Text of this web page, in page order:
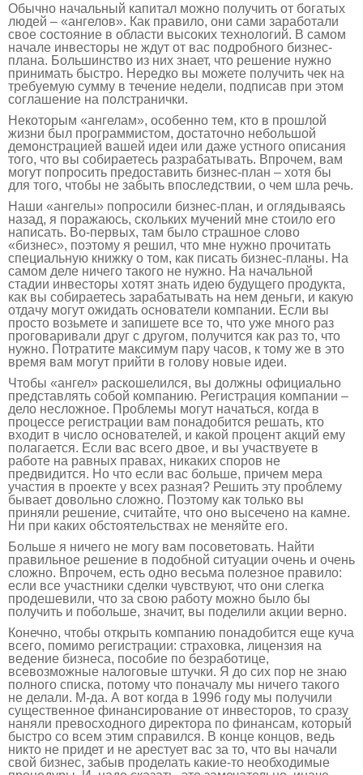
Обычно начальный капитал можно получить от богатых
людей – «ангелов». Как правило, они сами заработали
свое состояние в области высоких технологий. В самом
начале инвесторы не ждут от вас подробного бизнес-
плана. Большинство из них знает, что решение нужно
принимать быстро. Нередко вы можете получить чек на
требуемую сумму в течение недели, подписав при этом
соглашение на полстранички.
Некоторым «ангелам», особенно тем, кто в прошлой
жизни был программистом, достаточно небольшой
демонстрацией вашей идеи или даже устного описания
того, что вы собираетесь разрабатывать. Впрочем, вам
могут попросить предоставить бизнес-план – хотя бы
для того, чтобы не забыть впоследствии, о чем шла речь.
Наши «ангелы» попросили бизнес-план, и оглядываясь
назад, я поражаюсь, скольких мучений мне стоило его
написать. Во-первых, там было страшное слово
«бизнес», поэтому я решил, что мне нужно прочитать
специальную книжку о том, как писать бизнес-планы. На
самом деле ничего такого не нужно. На начальной
стадии инвесторы хотят знать идею будущего продукта,
как вы собираетесь зарабатывать на нем деньги, и какую
отдачу могут ожидать основатели компании. Если вы
просто возьмете и запишете все то, что уже много раз
проговаривали друг с другом, получится как раз то, что
нужно. Потратите максимум пару часов, к тому же в это
время вам могут прийти в голову новые идеи.
Чтобы «ангел» раскошелился, вы должны официально
представлять собой компанию. Регистрация компании –
дело несложное. Проблемы могут начаться, когда в
процессе регистрации вам понадобится решать, кто
входит в число основателей, и какой процент акций ему
полагается. Если вас всего двое, и вы участвуете в
работе на равных правах, никаких споров не
предвидится. Но что если вас больше, причем мера
участия в проекте у всех разная? Решить эту проблему
бывает довольно сложно. Поэтому как только вы
приняли решение, считайте, что оно высечено на камне.
Ни при каких обстоятельствах не меняйте его.
Больше я ничего не могу вам посоветовать. Найти
правильное решение в подобной ситуации очень и очень
сложно. Впрочем, есть одно весьма полезное правило:
если все участники сделки чувствуют, что они слегка
продешевили, что за свою работу можно было бы
получить и побольше, значит, вы поделили акции верно.
Конечно, чтобы открыть компанию понадобится еще куча
всего, помимо регистрации: страховка, лицензия на
ведение бизнеса, пособие по безработице,
всевозможные налоговые штучки. Я до сих пор не знаю
полного списка, потому что поначалу мы ничего такого
не делали. М-да. А вот когда в 1996 году мы получили
существенное финансирование от инвесторов, то сразу
наняли превосходного директора по финансам, который
быстро со всем этим справился. В конце концов, ведь
никто не придет и не арестует вас за то, что вы начали
свой бизнес, забыв проделать какие-то необходимые